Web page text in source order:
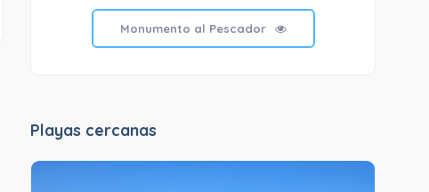
Monumento al Pescador
Playas cercanas